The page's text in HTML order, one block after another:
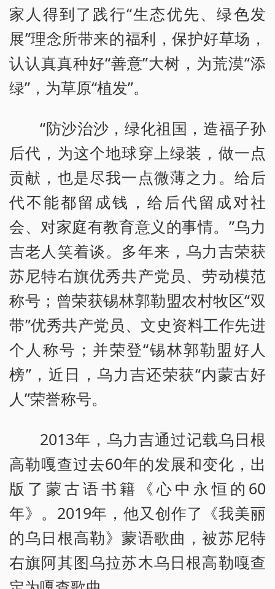
家人得到了践行“生态优先、绿色发
展”理念所带来的福利，保护好草场，
认认真真种好“善意”大树，为荒漠“添
绿”，为草原“植发”。
“防沙治沙，绿化祖国，造福子孙
后代，为这个地球穿上绿装，做一点
贡献，也是尽我一点微薄之力。给后
代不能都留成钱，给后代留成对社
会、对家庭有教育意义的事情。”乌力
吉老人笑着谈。多年来，乌力吉荣获
苏尼特右旗优秀共产党员、劳动模范
称号；曾荣获锡林郭勒盟农村牧区“双
带”优秀共产党员、文史资料工作先进
个人称号；并荣登“锡林郭勒盟好人
榜”，近日，乌力吉还荣获“内蒙古好
人”荣誉称号。
2013年，乌力吉通过记载乌日根
高勒嘎查过去60年的发展和变化，出
版了蒙古语书籍《心中永恒的60
年》。2019年，他又创作了《我美丽
的乌日根高勒》蒙语歌曲，被苏尼特
右旗阿其图乌拉苏木乌日根高勒嘎查